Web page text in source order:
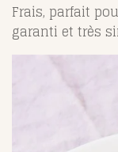
Frais, parfait
garanti et très